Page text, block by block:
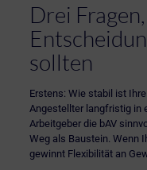
Drei
sollten
Erstens: Wie stabil ist
Angestellter langfristig in
Arbeitgeber die bAV
Weg als Baustein. Wenn
gewinnt Flexibilität an